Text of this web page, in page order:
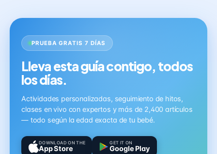
PRUEBA GRATIS 7 DÍAS
Lleva esta guía contigo, todos
los días.
Actividades personalizadas, seguimiento de hitos,
clases en vivo con expertos y más de 2,400 artículos
— todo según la edad exacta de tu bebé.
DOWNLOAD ON THE
App Store
GET IT ON
Google Play